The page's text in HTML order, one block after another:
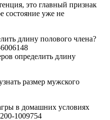
это главный признак
состояние уже не
определить длину
размер мужского